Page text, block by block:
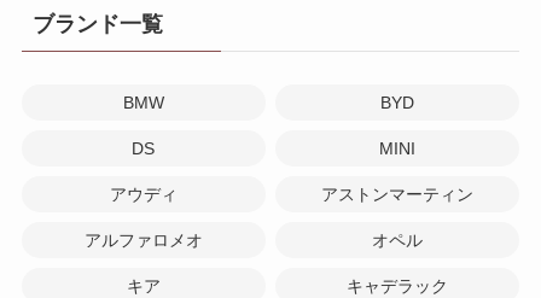
ブランド一覧
BMW BYD
DS MINI
アウディ アストンマーティン
アルファロメオ オペル
キア キャデラック